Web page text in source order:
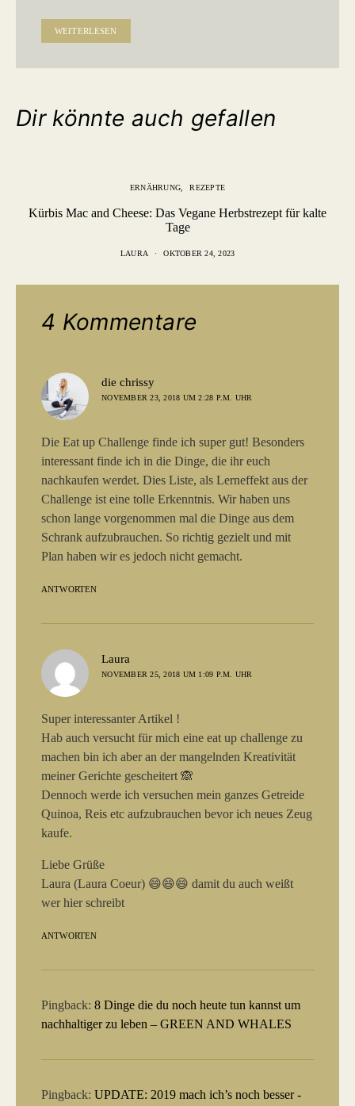
WEITERLESEN
Dir könnte auch gefallen
ERNÄHRUNG REZEPTE
Kürbis Mac and Cheese: Das Vegane Herbstrezept für kalte
Tage
LAURA OKTOBER 24, 2023
4 Kommentare
die chrissy
NOVEMBER 23, 2018 UM 2:28 P.M. UHR
Die Eat up Challenge finde ich super gut! Besonders
interessant finde ich in die Dinge, die ihr euch
nachkaufen werdet. Dies Liste, als Lerneffekt aus der
Challenge ist eine tolle Erkenntnis. Wir haben uns
schon lange vorgenommen mal die Dinge aus dem
Schrank aufzubrauchen. So richtig gezielt und mit
Plan haben wir es jedoch nicht gemacht.
ANTWORTEN
Laura
NOVEMBER 25, 2018 UM 1:09 P.M. UHR
Super interessanter Artikel !
Hab auch versucht für mich eine eat up challenge zu
machen bin ich aber an der mangelnden Kreativität
meiner Gerichte gescheitert 🙈
Dennoch werde ich versuchen mein ganzes Getreide
Quinoa, Reis etc aufzubrauchen bevor ich neues Zeug
kaufe.
Liebe Grüße
Laura (Laura Coeur) 😄😄😄 damit du auch weißt
wer hier schreibt
ANTWORTEN
Pingback: 8 Dinge die du noch heute tun kannst um
nachhaltiger zu leben – GREEN AND WHALES
Pingback: UPDATE: 2019 mach ich’s noch besser -